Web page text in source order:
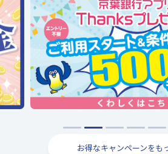
お得なキャンペーンをも